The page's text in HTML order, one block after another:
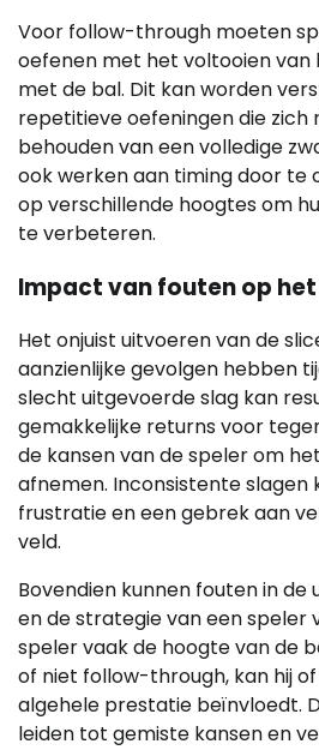
Voor follow-through moeten
oefenen met het voltooien van
met de bal. Dit kan worden
repetitieve oefeningen die zich
behouden van een volledige
ook werken aan timing door te
op verschillende hoogtes om
te verbeteren.
Impact van fouten op
Het onjuist uitvoeren van de
aanzienlijke gevolgen hebben
slecht uitgevoerde slag kan
gemakkelijke returns voor
de kansen van de speler om
afnemen. Inconsistente slagen
frustratie en een gebrek aan
veld.
Bovendien kunnen fouten in
en de strategie van een speler
speler vaak de hoogte van de
of niet follow-through, kan hij
algehele prestatie beïnvloedt.
leiden tot gemiste kansen en